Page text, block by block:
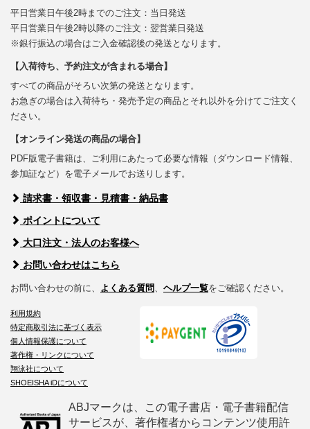
平日営業日午後2時までのご注文：当日発送
平日営業日午後2時以降のご注文：翌営業日発送
※銀行振込の場合はご入金確認後の発送となります。
【入荷待ち、予約注文が含まれる場合】
すべての商品がそろい次第の発送となります。
お急ぎの場合は入荷待ち・発売予定の商品とそれ以外を分けてご注文く
ださい。
【オンライン発送の商品の場合】
PDF版電子書籍は、ご利用にあたって必要な情報（ダウンロード情報、
参加証など）を電子メールでお送りします。
請求書・領収書・見積書・納品書
ポイントについて
大口注文・法人のお客様へ
お問い合わせはこちら
お問い合わせの前に、 よくある質問 ヘルプ一覧をご確認ください。
利用規約
特定商取引法に基づく表示
個人情報保護について
著作権・リンクについて
翔泳社について
SHOEISHA iDについて
ABJマークは、この電子書店・電子書籍配信
サービスが、著作権者からコンテンツ使用許